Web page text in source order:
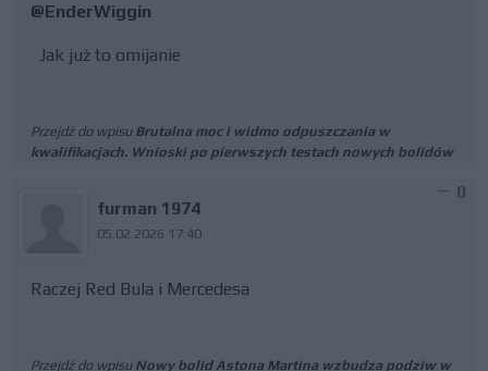
@EnderWiggin
Jak już to omijanie
Przejdź do wpisu Brutalna moc i widmo odpuszczania w
kwalifikacjach. Wnioski po pierwszych testach nowych bolidów
furman 1974
05.02.2026 17:40
0
Raczej Red Bula i Mercedesa
Przejdź do wpisu Nowy bolid Astona Martina wzbudza podziw w